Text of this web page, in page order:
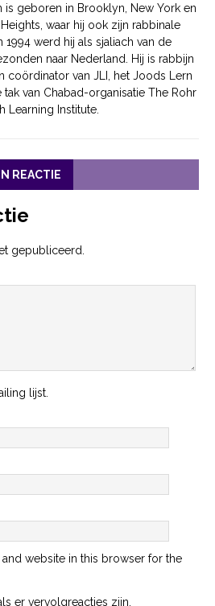
is geboren in Brooklyn, New York en
waar hij ook zijn rabbinale
werd hij als sjaliach van de
naar Nederland. Hij is rabbijn
coördinator van JLI, het Joods Lern
tak van Chabad-organisatie The Rohr
Learning Institute.
REACTIE
gepubliceerd.
lijst.
and website in this browser for the
er vervolgreacties zijn.